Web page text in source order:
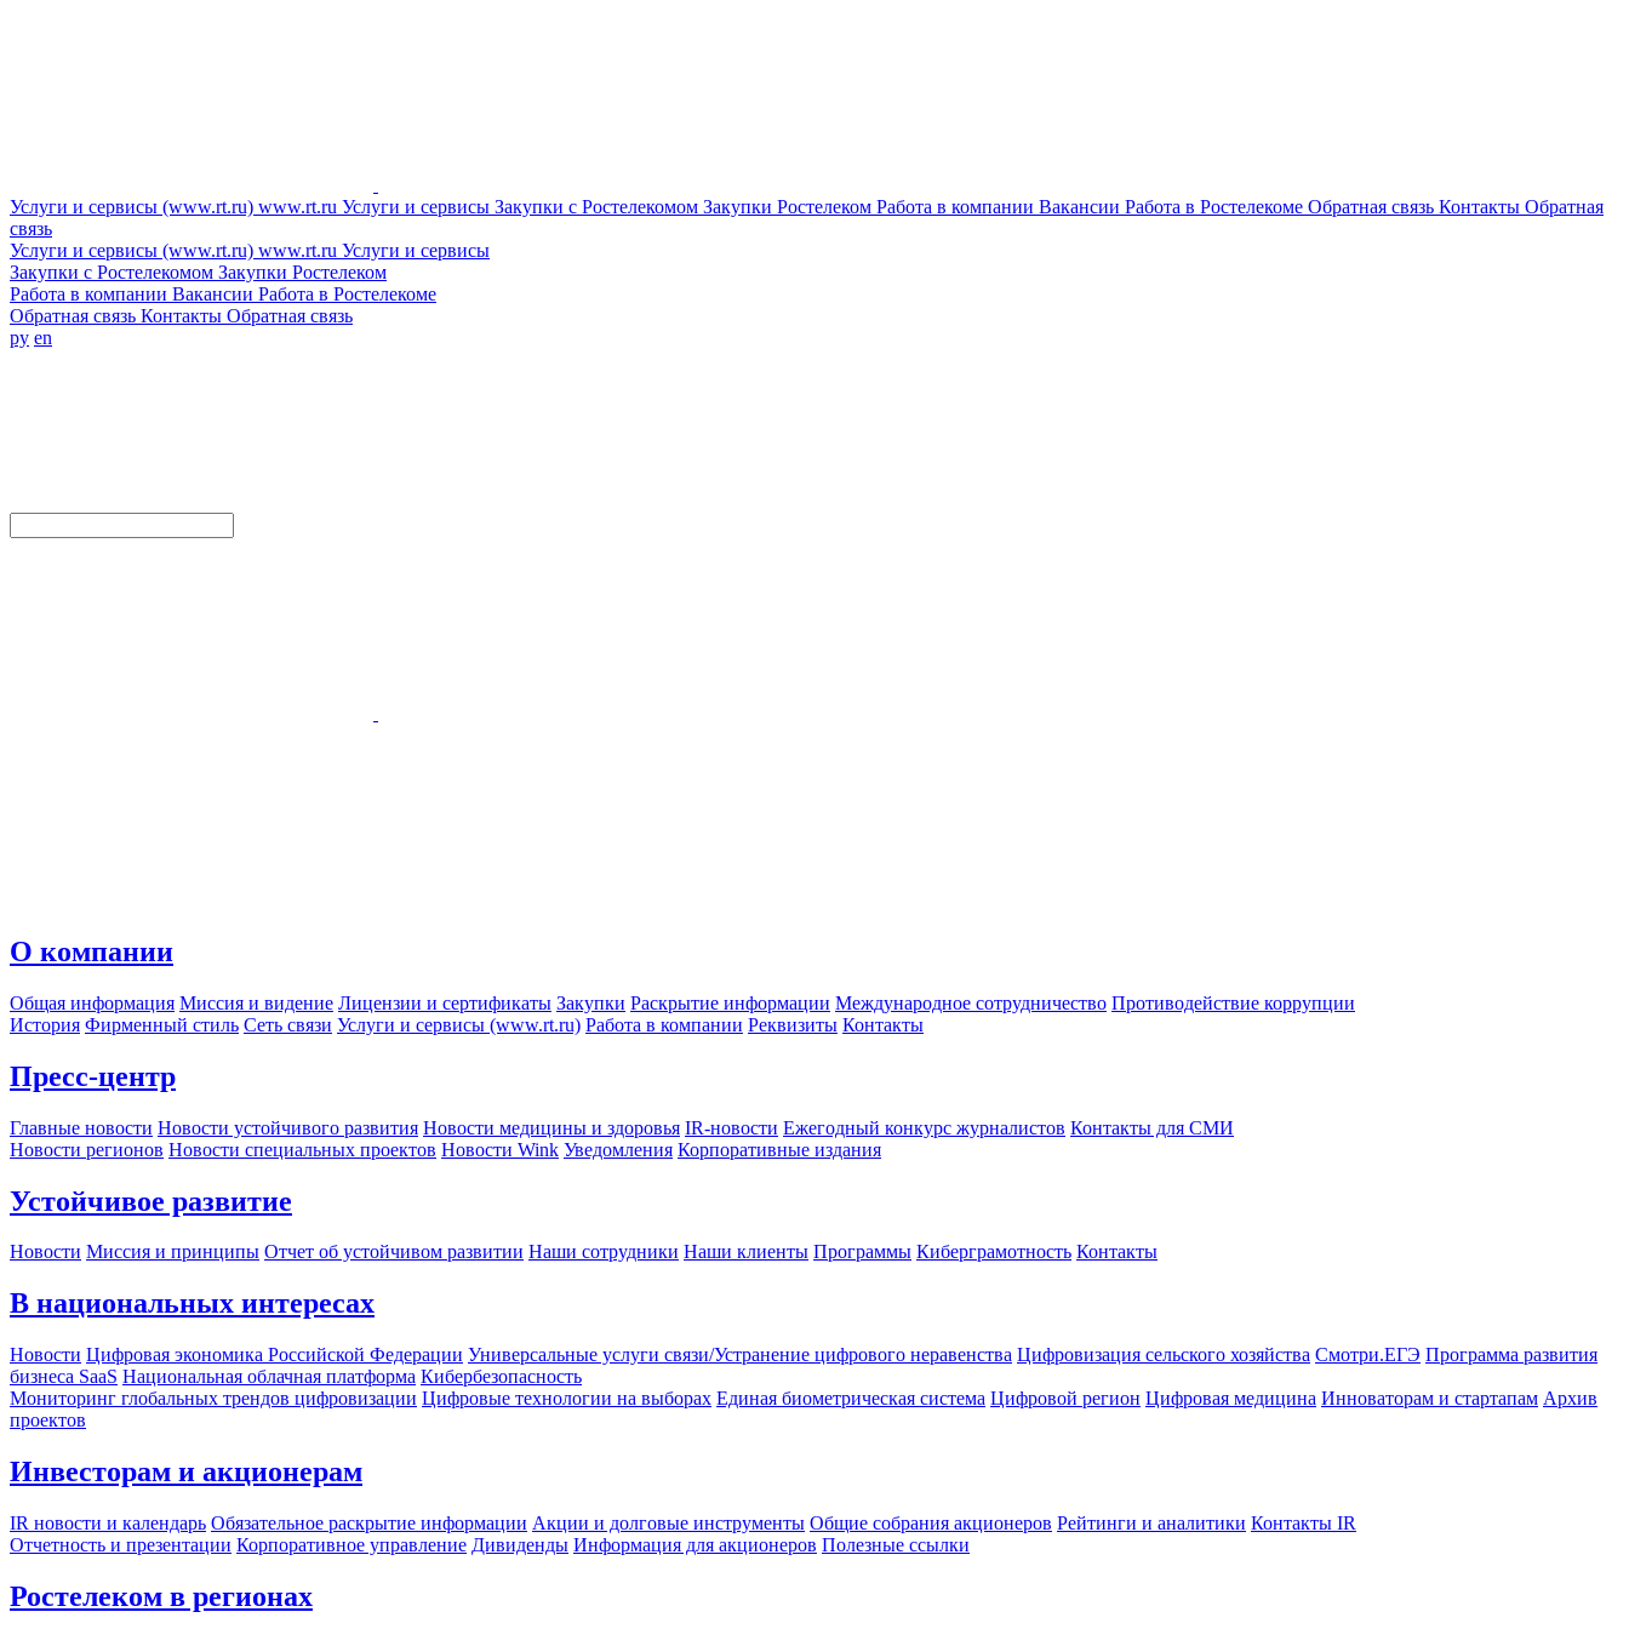
Услуги и сервисы (www.rt.ru) www.rt.ru Услуги и сервисы Закупки с Ростелекомом Закупки Ростелеком Работа в компании Вакансии Работа в Ростелекоме Обратная связь Контакты Обратная
связь
Услуги и сервисы (www.rt.ru) www.rt.ru Услуги и сервисы
Закупки с Ростелекомом Закупки Ростелеком
Работа в компании Вакансии Работа в Ростелекоме
Обратная связь Контакты Обратная связь
ру en
О компании
Общая информация Миссия и видение Лицензии и сертификаты Закупки Раскрытие информации Международное сотрудничество Противодействие коррупции
История Фирменный стиль Сеть связи Услуги и сервисы (www.rt.ru) Работа в компании Реквизиты Контакты
Пресс-центр
Главные новости Новости устойчивого развития Новости медицины и здоровья IR-новости Ежегодный конкурс журналистов Контакты для СМИ
Новости регионов Новости специальных проектов Новости Wink Уведомления Корпоративные издания
Устойчивое развитие
Новости Миссия и принципы Отчет об устойчивом развитии Наши сотрудники Наши клиенты Программы Киберграмотность Контакты
В национальных интересах
Новости Цифровая экономика Российской Федерации Универсальные услуги связи/Устранение цифрового неравенства Цифровизация сельского хозяйства Смотри.ЕГЭ Программа развития
бизнеса SaaS Национальная облачная платформа Кибербезопасность
Мониторинг глобальных трендов цифровизации Цифровые технологии на выборах Единая биометрическая система Цифровой регион Цифровая медицина Инноваторам и стартапам Архив
проектов
Инвесторам и акционерам
IR новости и календарь Обязательное раскрытие информации Акции и долговые инструменты Общие собрания акционеров Рейтинги и аналитики Контакты IR
Отчетность и презентации Корпоративное управление Дивиденды Информация для акционеров Полезные ссылки
Ростелеком в регионах